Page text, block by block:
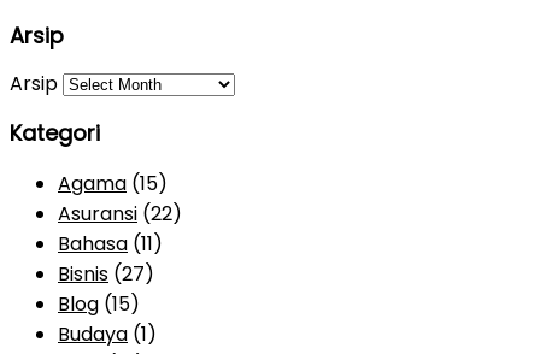
Arsip
Arsip
Kategori
Agama (15)
Asuransi (22)
Bahasa (11)
Bisnis (27)
Blog (15)
Budaya (1)